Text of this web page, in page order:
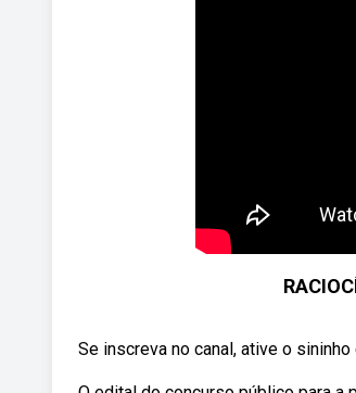
Se inscreva no canal, ative o